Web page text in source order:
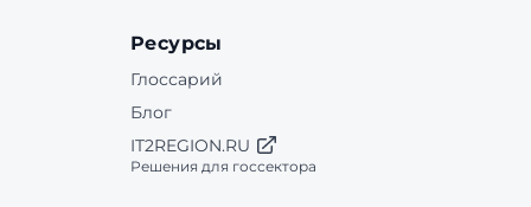
Ресурсы
Глоссарий
Блог
IT2REGION.RU
Решения для госсектора